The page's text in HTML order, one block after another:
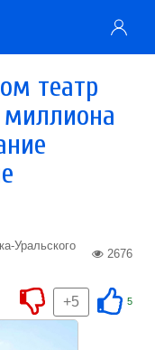
театр
Уральского
2676
5
+5